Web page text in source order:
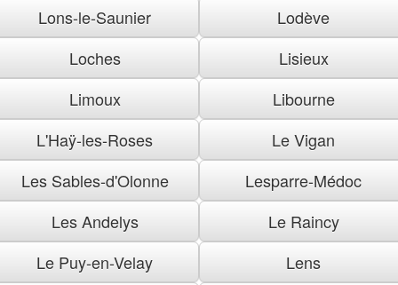
Lons-le-Saunier
Lodève
Loches
Lisieux
Limoux
Libourne
L'Haÿ-les-Roses
Le Vigan
Les Sables-d'Olonne
Lesparre-Médoc
Les Andelys
Le Raincy
Le Puy-en-Velay
Lens